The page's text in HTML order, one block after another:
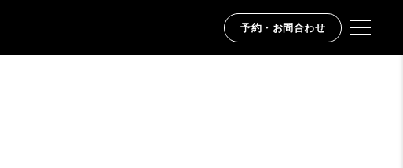
予約・お問合わせ